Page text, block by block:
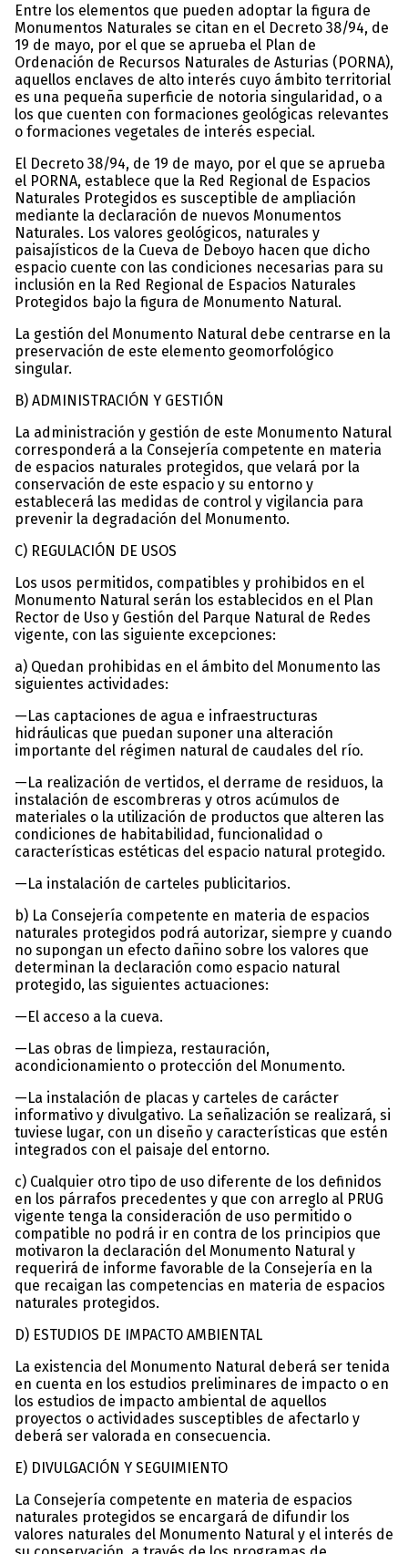
Entre los elementos que pueden adoptar la figura de
Monumentos Naturales se citan en el Decreto 38/94, de
19 de mayo, por el que se aprueba el Plan de
Ordenación de Recursos Naturales de Asturias (PORNA),
aquellos enclaves de alto interés cuyo ámbito territorial
es una pequeña superficie de notoria singularidad, o a
los que cuenten con formaciones geológicas relevantes
o formaciones vegetales de interés especial.
El Decreto 38/94, de 19 de mayo, por el que se aprueba
el PORNA, establece que la Red Regional de Espacios
Naturales Protegidos es susceptible de ampliación
mediante la declaración de nuevos Monumentos
Naturales. Los valores geológicos, naturales y
paisajísticos de la Cueva de Deboyo hacen que dicho
espacio cuente con las condiciones necesarias para su
inclusión en la Red Regional de Espacios Naturales
Protegidos bajo la figura de Monumento Natural.
La gestión del Monumento Natural debe centrarse en la
preservación de este elemento geomorfológico
singular.
B) ADMINISTRACIÓN Y GESTIÓN
La administración y gestión de este Monumento Natural
corresponderá a la Consejería competente en materia
de espacios naturales protegidos, que velará por la
conservación de este espacio y su entorno y
establecerá las medidas de control y vigilancia para
prevenir la degradación del Monumento.
C) REGULACIÓN DE USOS
Los usos permitidos, compatibles y prohibidos en el
Monumento Natural serán los establecidos en el Plan
Rector de Uso y Gestión del Parque Natural de Redes
vigente, con las siguiente excepciones:
a) Quedan prohibidas en el ámbito del Monumento las
siguientes actividades:
—Las captaciones de agua e infraestructuras
hidráulicas que puedan suponer una alteración
importante del régimen natural de caudales del río.
—La realización de vertidos, el derrame de residuos, la
instalación de escombreras y otros acúmulos de
materiales o la utilización de productos que alteren las
condiciones de habitabilidad, funcionalidad o
características estéticas del espacio natural protegido.
—La instalación de carteles publicitarios.
b) La Consejería competente en materia de espacios
naturales protegidos podrá autorizar, siempre y cuando
no supongan un efecto dañino sobre los valores que
determinan la declaración como espacio natural
protegido, las siguientes actuaciones:
—El acceso a la cueva.
—Las obras de limpieza, restauración,
acondicionamiento o protección del Monumento.
—La instalación de placas y carteles de carácter
informativo y divulgativo. La señalización se realizará, si
tuviese lugar, con un diseño y características que estén
integrados con el paisaje del entorno.
c) Cualquier otro tipo de uso diferente de los definidos
en los párrafos precedentes y que con arreglo al PRUG
vigente tenga la consideración de uso permitido o
compatible no podrá ir en contra de los principios que
motivaron la declaración del Monumento Natural y
requerirá de informe favorable de la Consejería en la
que recaigan las competencias en materia de espacios
naturales protegidos.
D) ESTUDIOS DE IMPACTO AMBIENTAL
La existencia del Monumento Natural deberá ser tenida
en cuenta en los estudios preliminares de impacto o en
los estudios de impacto ambiental de aquellos
proyectos o actividades susceptibles de afectarlo y
deberá ser valorada en consecuencia.
E) DIVULGACIÓN Y SEGUIMIENTO
La Consejería competente en materia de espacios
naturales protegidos se encargará de difundir los
valores naturales del Monumento Natural y el interés de